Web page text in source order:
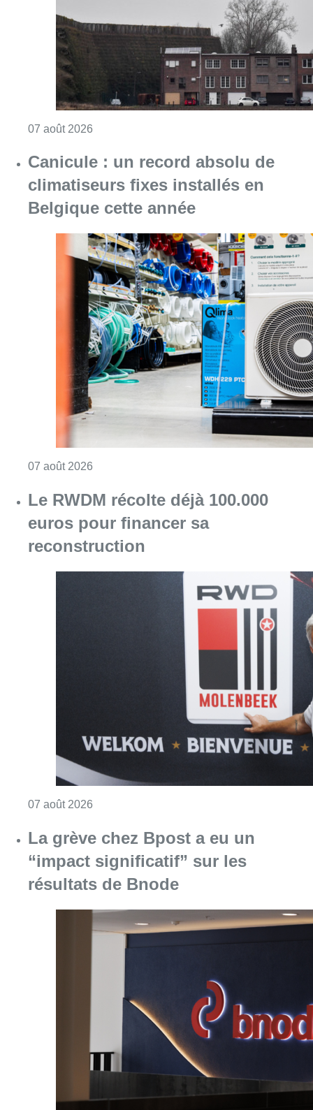
07 août 2026
Canicule : un record absolu de
climatiseurs fixes installés en
Belgique cette année
07 août 2026
Le RWDM récolte déjà 100.000
euros pour financer sa
reconstruction
07 août 2026
La grève chez Bpost a eu un
“impact significatif” sur les
résultats de Bnode